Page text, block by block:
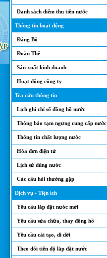
Danh sách điểm thu tiền nước
Thông tin hoạt động
Đảng Bộ
Đoàn Thể
Sản xuất kinh doanh
Hoạt động công ty
Tra cứu thông tin
Lịch ghi chỉ số đồng hồ nước
Thông báo tạm ngưng cung cấp nước
Thông tin chất lượng nước
Hóa đơn điện tử
Lịch sử dùng nước
Các câu hỏi thường gặp
Dịch vụ - Tiện ích
Yêu cầu lắp đặt nước mới
Yêu cầu sửa chữa, thay đồng hồ
Yêu cầu cải tạo, di dời
Theo dõi tiến độ lắp đặt nước